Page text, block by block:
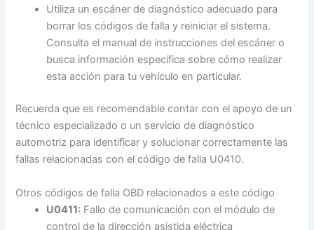
Utiliza un escáner de diagnóstico adecuado para
borrar los códigos de falla y reiniciar el sistema.
Consulta el manual de instrucciones del escáner o
busca información específica sobre cómo realizar
esta acción para tu vehículo en particular.
Recuerda que es recomendable contar con el apoyo de un
técnico especializado o un servicio de diagnóstico
automotriz para identificar y solucionar correctamente las
fallas relacionadas con el código de falla U0410.
Otros códigos de falla OBD relacionados a este código
U0411: Fallo de comunicación con el módulo de
control de la dirección asistida eléctrica